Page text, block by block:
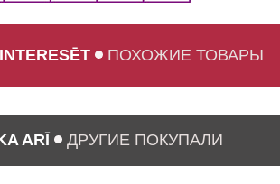
ПОХОЖИЕ ТОВАРЫ
ARĪ ДРУГИЕ ПОКУПАЛИ